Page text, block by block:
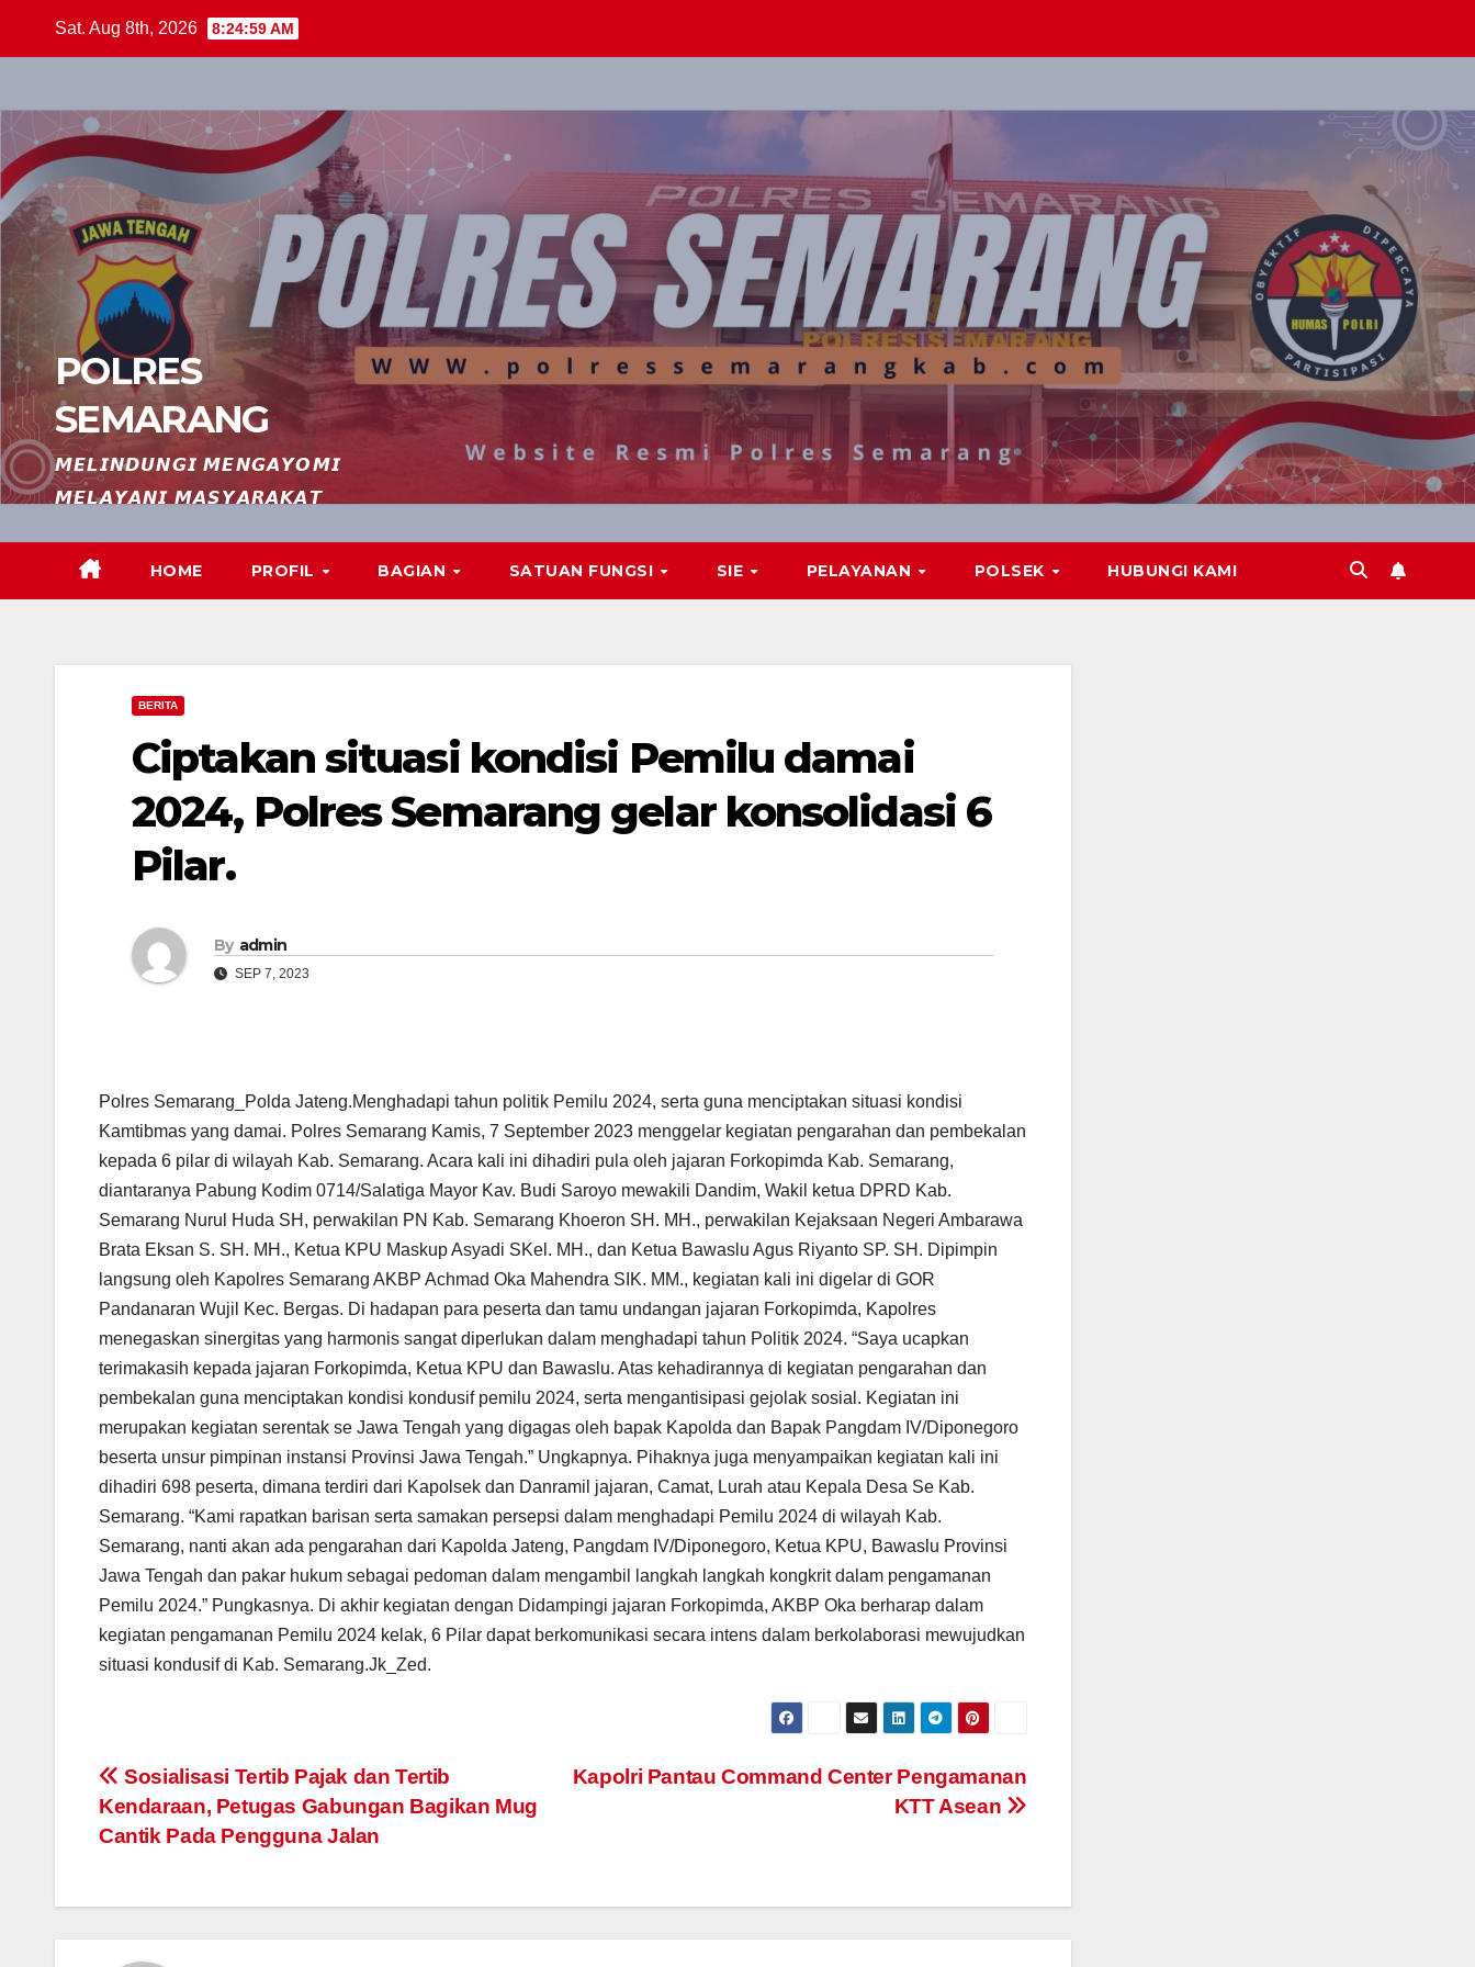
Sat. Aug 8th, 2026 8:24:59 AM
POLRES
SEMARANG
𝙈𝙀𝙇𝙄𝙉𝘿𝙐𝙉𝙂𝙄 𝙈𝙀𝙉𝙂𝘼𝙔𝙊𝙈𝙄
𝙈𝙀𝙇𝘼𝙔𝘼𝙉𝙄 𝙈𝘼𝙎𝙔𝘼𝙍𝘼𝙆𝘼𝙏
HOME PROFIL BAGIAN SATUAN FUNGSI SIE PELAYANAN POLSEK HUBUNGI KAMI
BERITA
Ciptakan situasi kondisi Pemilu damai
2024, Polres Semarang gelar konsolidasi 6
Pilar.
By admin
SEP 7, 2023
Polres Semarang_Polda Jateng.Menghadapi tahun politik Pemilu 2024, serta guna menciptakan situasi kondisi
Kamtibmas yang damai. Polres Semarang Kamis, 7 September 2023 menggelar kegiatan pengarahan dan pembekalan
kepada 6 pilar di wilayah Kab. Semarang. Acara kali ini dihadiri pula oleh jajaran Forkopimda Kab. Semarang,
diantaranya Pabung Kodim 0714/Salatiga Mayor Kav. Budi Saroyo mewakili Dandim, Wakil ketua DPRD Kab.
Semarang Nurul Huda SH, perwakilan PN Kab. Semarang Khoeron SH. MH., perwakilan Kejaksaan Negeri Ambarawa
Brata Eksan S. SH. MH., Ketua KPU Maskup Asyadi SKel. MH., dan Ketua Bawaslu Agus Riyanto SP. SH. Dipimpin
langsung oleh Kapolres Semarang AKBP Achmad Oka Mahendra SIK. MM., kegiatan kali ini digelar di GOR
Pandanaran Wujil Kec. Bergas. Di hadapan para peserta dan tamu undangan jajaran Forkopimda, Kapolres
menegaskan sinergitas yang harmonis sangat diperlukan dalam menghadapi tahun Politik 2024. “Saya ucapkan
terimakasih kepada jajaran Forkopimda, Ketua KPU dan Bawaslu. Atas kehadirannya di kegiatan pengarahan dan
pembekalan guna menciptakan kondisi kondusif pemilu 2024, serta mengantisipasi gejolak sosial. Kegiatan ini
merupakan kegiatan serentak se Jawa Tengah yang digagas oleh bapak Kapolda dan Bapak Pangdam IV/Diponegoro
beserta unsur pimpinan instansi Provinsi Jawa Tengah.” Ungkapnya. Pihaknya juga menyampaikan kegiatan kali ini
dihadiri 698 peserta, dimana terdiri dari Kapolsek dan Danramil jajaran, Camat, Lurah atau Kepala Desa Se Kab.
Semarang. “Kami rapatkan barisan serta samakan persepsi dalam menghadapi Pemilu 2024 di wilayah Kab.
Semarang, nanti akan ada pengarahan dari Kapolda Jateng, Pangdam IV/Diponegoro, Ketua KPU, Bawaslu Provinsi
Jawa Tengah dan pakar hukum sebagai pedoman dalam mengambil langkah langkah kongkrit dalam pengamanan
Pemilu 2024.” Pungkasnya. Di akhir kegiatan dengan Didampingi jajaran Forkopimda, AKBP Oka berharap dalam
kegiatan pengamanan Pemilu 2024 kelak, 6 Pilar dapat berkomunikasi secara intens dalam berkolaborasi mewujudkan
situasi kondusif di Kab. Semarang.Jk_Zed.
Post
navigation
Kapolri Pantau Command Center Pengamanan
KTT Asean
Sosialisasi Tertib Pajak dan Tertib
Kendaraan, Petugas Gabungan Bagikan Mug
Cantik Pada Pengguna Jalan